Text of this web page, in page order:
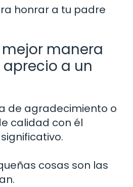
honrar a tu padre
manera
a un
de agradecimiento o
calidad con él
cosas son las